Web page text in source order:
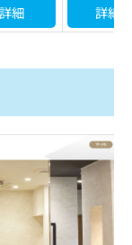
詳細 詳細